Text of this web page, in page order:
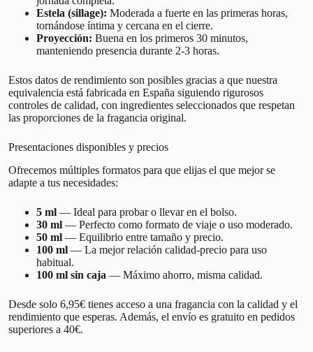
Estela (sillage): Moderada a fuerte en las primeras horas,
tornándose íntima y cercana en el cierre.
Proyección: Buena en los primeros 30 minutos,
manteniendo presencia durante 2-3 horas.
Estos datos de rendimiento son posibles gracias a que nuestra
equivalencia está fabricada en España siguiendo rigurosos
controles de calidad, con ingredientes seleccionados que respetan
las proporciones de la fragancia original.
Presentaciones disponibles y precios
Ofrecemos múltiples formatos para que elijas el que mejor se
adapte a tus necesidades:
5 ml — Ideal para probar o llevar en el bolso.
30 ml — Perfecto como formato de viaje o uso moderado.
50 ml — Equilibrio entre tamaño y precio.
100 ml — La mejor relación calidad-precio para uso
habitual.
100 ml sin caja — Máximo ahorro, misma calidad.
Desde solo 6,95€ tienes acceso a una fragancia con la calidad y el
rendimiento que esperas. Además, el envío es gratuito en pedidos
superiores a 40€.